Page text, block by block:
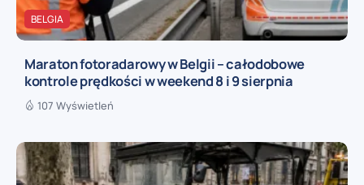
BELGIA
Maraton fotoradarowy w Belgii – całodobowe
kontrole prędkości w weekend 8 i 9 sierpnia
107 Wyświetleń